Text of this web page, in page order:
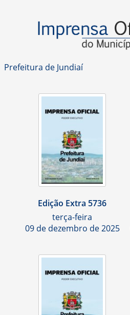
Prefeitura de Jundiaí
Edição Extra 5736
terça-feira
09 de dezembro de 2025